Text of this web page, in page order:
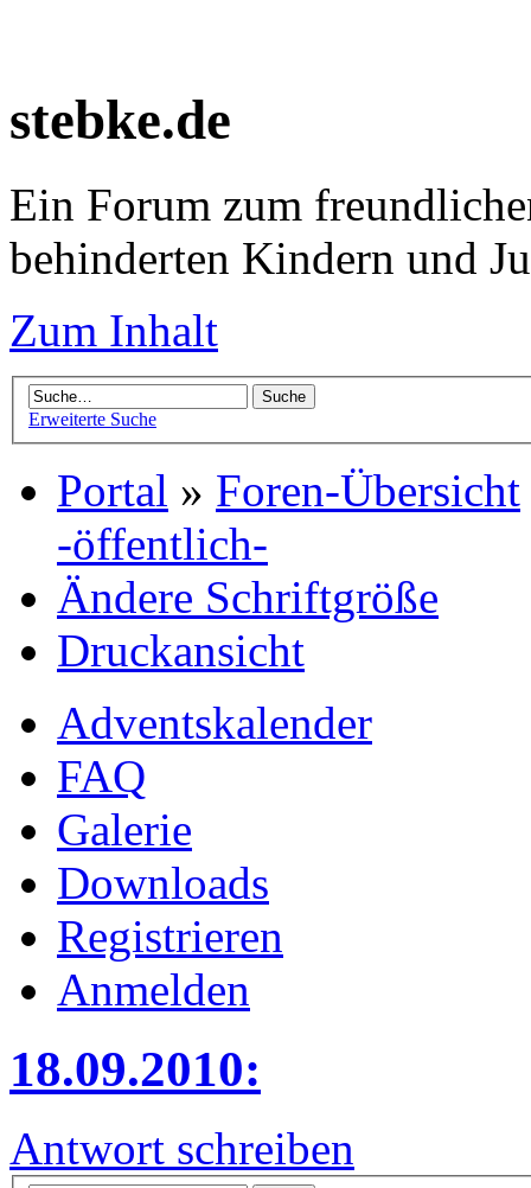
stebke.de
Ein Forum zum
behinderten Kindern und
Zum Inhalt
Erweiterte Suche
Portal » Foren-Übersicht
-öffentlich-
Ändere Schriftgröße
Druckansicht
Adventskalender
FAQ
Galerie
Downloads
Registrieren
Anmelden
18.09.2010:
Antwort schreiben